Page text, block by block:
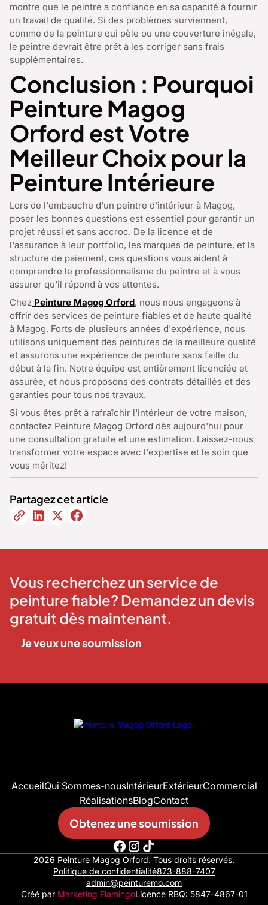
montre que le peintre a confiance en sa capacité à fournir
un travail de qualité. Si des problèmes surviennent,
comme de la peinture qui pèle ou une couverture inégale,
le peintre devrait être prêt à les corriger sans frais
supplémentaires.
Conclusion : Pourquoi
Peinture Magog
Orford est Votre
Meilleur Choix pour la
Peinture Intérieure
Lors de l'embauche d'un peintre d'intérieur à Magog,
poser les bonnes questions est essentiel pour garantir un
projet réussi et sans accroc. De la licence et de
l'assurance à leur portfolio, les marques de peinture, et la
structure de paiement, ces questions vous aident à
comprendre le professionnalisme du peintre et à vous
assurer qu'il répond à vos attentes.
Chez Peinture Magog Orford, nous nous engageons à
offrir des services de peinture fiables et de haute qualité
à Magog. Forts de plusieurs années d'expérience, nous
utilisons uniquement des peintures de la meilleure qualité
et assurons une expérience de peinture sans faille du
début à la fin. Notre équipe est entièrement licenciée et
assurée, et nous proposons des contrats détaillés et des
garanties pour tous nos travaux.
Si vous êtes prêt à rafraîchir l'intérieur de votre maison,
contactez Peinture Magog Orford dès aujourd'hui pour
une consultation gratuite et une estimation. Laissez-nous
transformer votre espace avec l'expertise et le soin que
vous méritez!
Partagez cet article
Vous recherchez un service de
peinture fiable? Demandez un devis
gratuit dès maintenant.
Je veux une soumission
AccueilQui Sommes-nousIntérieurExtérieurCommercial
RéalisationsBlogContact
Obtenez une soumission
2026 Peinture Magog Orford. Tous droits réservés.
Politique de confidentialité873-888-7407
admin@peinturemo.com
Créé par Marketing FlamingoLicence RBQ: 5847-4867-01